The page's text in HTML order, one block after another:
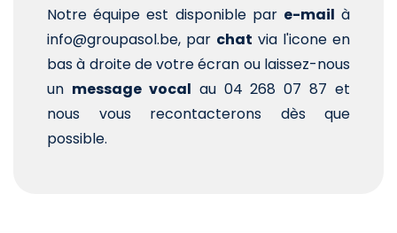
Notre équipe est disponible par e-mail à
info@groupasol.be, par chat via l'icone en
bas à droite de votre écran ou laissez-nous
un message vocal au 04 268 07 87 et
nous vous recontacterons dès que
possible.